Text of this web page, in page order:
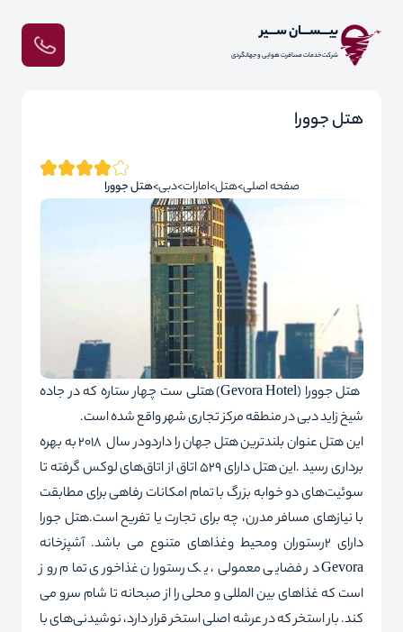
بیـــســـان ســـیر
شرکت خدمات مسافرت هوایی و جهانگردی
هتل جوورا
صفحه اصلی هتل امارات دبی هتل جوورا
هتل جوورا (Gevora Hotel) هتلی ست چهار ستاره که در جاده
شیخ زاید دبی در منطقه مرکز تجاری شهر واقع شده است.
این هتل عنوان بلندترین هتل جهان را داردودر سال 2018 به بهره
برداری رسید .این هتل دارای 529 اتاق از اتاق‌های لوکس گرفته تا
سوئیت‌های دو خوابه بزرگ با تمام امکانات رفاهی برای مطابقت
با نیازهای مسافر مدرن، چه برای تجارت یا تفریح ​​است.هتل جورا
دارای 2رستوران ومحیط وغذاهای متنوع می باشد. آشپزخانه
Gevora در فضایی معمولی، یک رستوران غذاخوری تمام روز
است که غذاهای بین المللی و محلی را از صبحانه تا شام سرو می
کند. بار استخر که در عرشه اصلی استخر قرار دارد، نوشیدنی‌های با